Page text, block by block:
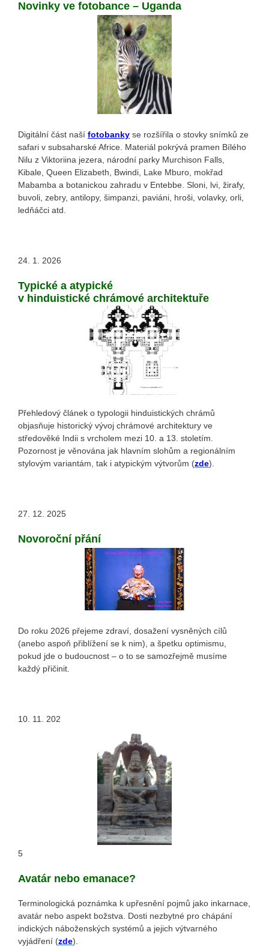
Novinky ve fotobance – Uganda
Digitální část naší fotobanky se rozšířila o stovky snímků ze
safari v subsaharské Africe. Materiál pokrývá pramen Bílého
Nilu z Viktoriina jezera, národní parky Murchison Falls,
Kibale, Queen Elizabeth, Bwindi, Lake Mburo, mokřad
Mabamba a botanickou zahradu v Entebbe. Sloni, lvi, žirafy,
buvoli, zebry, antilopy, šimpanzi, paviáni, hroši, volavky, orli,
ledňáčci atd.
24. 1. 2026
Typické a atypické
v hinduistické chrámové architektuře
Přehledový článek o typologii hinduistických chrámů
objasňuje historický vývoj chrámové architektury ve
středověké Indii s vrcholem mezi 10. a 13. stoletím.
Pozornost je věnována jak hlavním slohům a regionálním
stylovým variantám, tak i atypickým výtvorům (zde).
27. 12. 2025
Novoroční přání
Do roku 2026 přejeme zdraví, dosažení vysněných cílů
(anebo aspoň přiblížení se k nim), a špetku optimismu,
pokud jde o budoucnost – o to se samozřejmě musíme
každý přičinit.
10. 11. 202
5
Avatár nebo emanace?
Terminologická poznámka k upřesnění pojmů jako inkarnace,
avatár nebo aspekt božstva. Dosti nezbytné pro chápání
indických náboženských systémů a jejich výtvarného
vyjádření (zde).